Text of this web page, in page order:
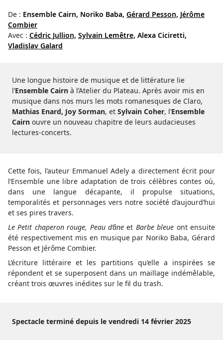
De : Ensemble Cairn, Noriko Baba, Gérard Pesson, Jérôme
Combier
Avec : Cédric Jullion, Sylvain Lemêtre, Alexa Ciciretti,
Vladislav Galard
Une longue histoire de musique et de littérature lie
l’Ensemble Cairn à l’Atelier du Plateau. Après avoir mis en
musique dans nos murs les mots romanesques de Claro,
Mathias Enard, Joy Sorman, et Sylvain Coher, l’Ensemble
Cairn ouvre un nouveau chapitre de leurs audacieuses
lectures-concerts.
Cette fois, l’auteur Emmanuel Adely a directement écrit pour
l’Ensemble une libre adaptation de trois célèbres contes où,
dans une langue décapante, il propulse situations,
temporalités et personnages vers notre société d’aujourd’hui
et ses pires travers.
Le Petit chaperon rouge, Peau d’âneet Barbe bleue ont ensuite
été respectivement mis en musique par Noriko Baba, Gérard
Pesson et Jérôme Combier.
L’écriture littéraire et les partitions qu’elle a inspirées se
répondent et se superposent dans un maillage indémêlable,
créant trois œuvres inédites sur le fil du trash.
Spectacle terminé depuis le vendredi 14 février 2025